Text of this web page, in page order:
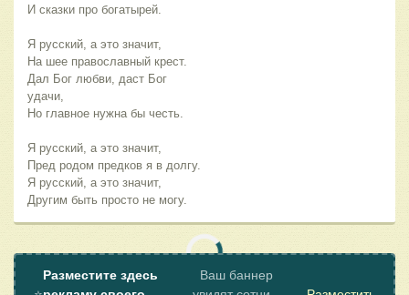
И сказки про богатырей.
Я русский, а это значит,
На шее православный крест.
Дал Бог любви, даст Бог
удачи,
Но главное нужна бы честь.
Я русский, а это значит,
Пред родом предков я в долгу.
Я русский, а это значит,
Другим быть просто не могу.
Разместите здесь
Ваш баннер